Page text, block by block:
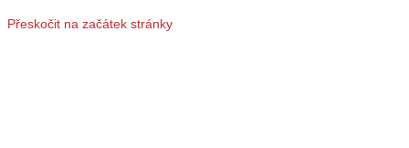
Přeskočit na začátek stránky